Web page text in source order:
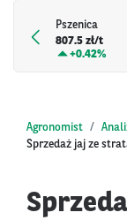
Pszenica
807.5 zł/t
+0.42%
Agronomist
Sprzedaż jaj ze